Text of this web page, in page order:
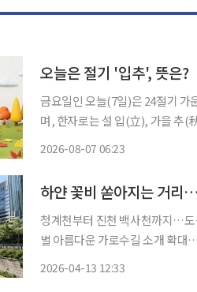
오늘은 절기 '입추', 뜻은?
금요일인 오늘(7일)은 24절기 가
며, 한자로는 설 입(立), 가을 추(秋)를
2026-08-07 06:23
하얀 꽃비 쏟아지는 거리
청계천부터 진천 백사천까지…도
별 아름다운 가로수길 소개 확대…“일상 속 녹색
2026-04-13 12:33